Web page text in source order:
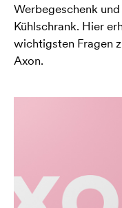
Werbegeschenk
Kühlschrank. Hier
wichtigsten Fragen
Axon.